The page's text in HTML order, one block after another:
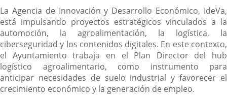
La Agencia de Innovación y Desarrollo Económico, IdeVa,
está impulsando proyectos estratégicos vinculados a la
automoción, la agroalimentación, la logística, la
ciberseguridad y los contenidos digitales. En este contexto,
el Ayuntamiento trabaja en el Plan Director del hub
logístico agroalimentario, como instrumento para
anticipar necesidades de suelo industrial y favorecer el
crecimiento económico y la generación de empleo.